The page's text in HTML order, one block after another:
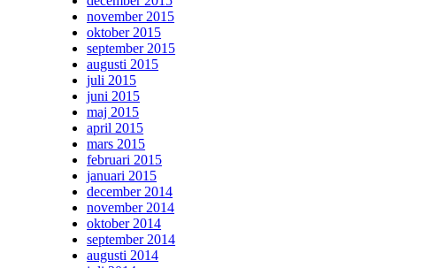
november 2015
oktober 2015
september 2015
augusti 2015
juli 2015
juni 2015
maj 2015
april 2015
mars 2015
februari 2015
januari 2015
december 2014
november 2014
oktober 2014
september 2014
augusti 2014